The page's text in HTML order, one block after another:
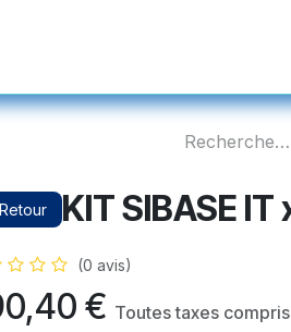
KIT SIBASE IT
(0 avis)
€ Toutes taxes